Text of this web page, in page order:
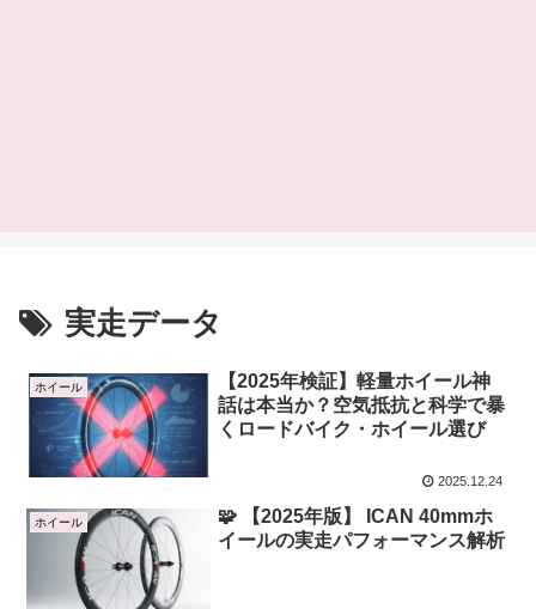
実走データ
ホイール
【2025年検証】軽量ホイール神
話は本当か？空気抵抗と科学で暴
くロードバイク・ホイール選び
2025.12.24
ホイール
🧩 【2025年版】 ICAN 40mmホ
イールの実走パフォーマンス解析